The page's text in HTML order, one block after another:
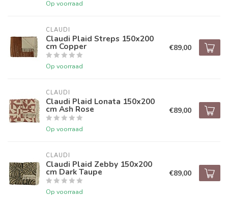
Op voorraad
CLAUDI
Claudi Plaid Streps 150x200
cm Copper
Op voorraad
€89,00
CLAUDI
Claudi Plaid Lonata 150x200
cm Ash Rose
Op voorraad
€89,00
CLAUDI
Claudi Plaid Zebby 150x200
cm Dark Taupe
Op voorraad
€89,00